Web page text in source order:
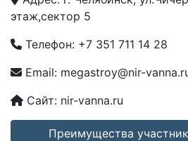
этаж,сектор 5
Телефон: +7 351 711 14 28
Email: megastroy@nir-
Сайт: nir-vanna.ru
Преимущества